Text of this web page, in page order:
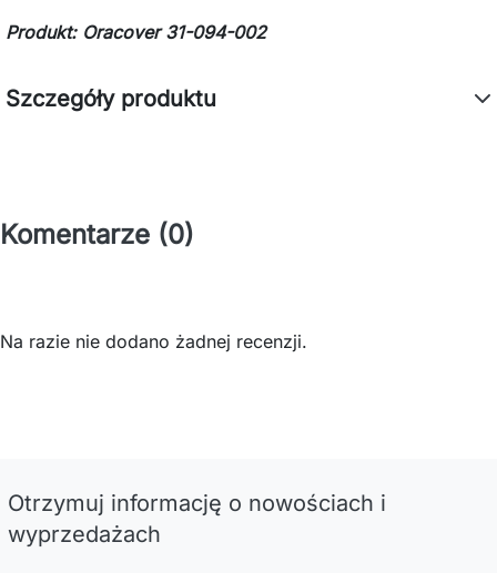
Produkt: Oracover 31-094-002
Szczegóły produktu
Komentarze (0)
Na razie nie dodano żadnej recenzji.
Otrzymuj informację o nowościach i
wyprzedażach